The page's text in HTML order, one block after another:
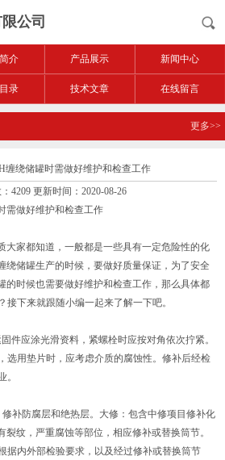
公司
介 产品展示 新闻中心
录 技术文章 在线留言
更多>>
缠绕储罐时需做好维护和检查工作
4209 更新时间：2020-08-26
做好维护和检查工作
家都知道，一般都是一些具有一定危险性的化
绕储罐生产的时候，要做好质量保证，为了安全
的时候也需要做好维护和检查工作，那么具体都
接下来就跟随小编一起来了解一下吧。
应涂光滑资料，紧螺栓时应按对角依次拧紧。
选用垫片时，应考虑介质的腐蚀性。修补后经检
。
防腐层和绝热层。大修：包含中修项目修补化
裂纹，严重腐蚀等部位，相应修补或替换筒节。
据内外部检验要求，以及经过修补或替换筒节